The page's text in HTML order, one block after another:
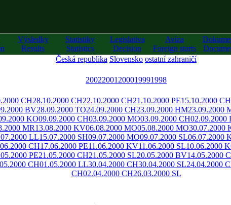
Výsledky
Results
Statistiky
Statistics
Legislativa
Decision
Avíza
Foreign starts
Česká republika Slovensko ostatní zahraničí
20022001 200019991998
CH28.10.2000 CH22.10.2000 CH21.10.2000 PE15.10.2000 CH
BV28.09.2000 TO24.09.2000 CH23.09.2000 HM23.09.2000
KO09.09.2000 CH03.09.2000 MO03.09.2000 CH02.09.2000
MR13.08.2000 KV06.08.2000 MO05.08.2000 MO30.07.2000
LL15.07.2000 SH09.07.2000 MO09.07.2000 SL06.07.2000
CH17.06.2000 PE11.06.2000 KV11.06.2000 SL10.06.2000
PE21.05.2000 CH21.05.2000 SL20.05.2000 BV14.05.2000
CH01.05.2000 LL30.04.2000 CH30.04.2000 SL24.04.2000
CH02.04.2000 CH26.03.2000 SL